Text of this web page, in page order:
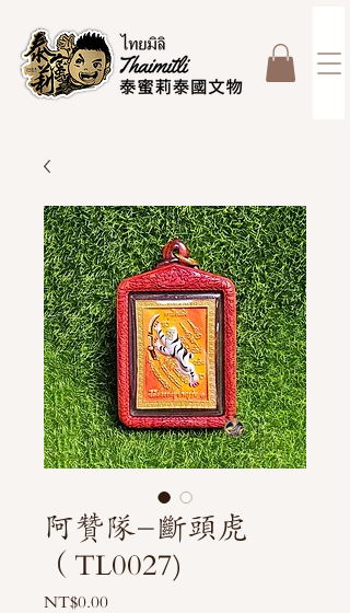
阿贊隊-斷頭虎
（TL0027)
NT$0.00價